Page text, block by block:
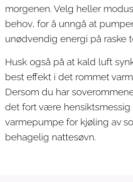
morgenen. Velg heller
behov, for å unngå at
unødvendig energi på raske
Husk også på at kald luft
best effekt i det rommet
Dersom du har
det fort være hensiktsmessig
varmepumpe for kjøling av
behagelig nattesøvn.